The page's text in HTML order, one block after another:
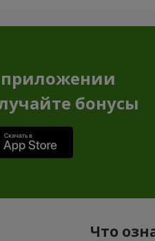
приложении
бонусы
Что